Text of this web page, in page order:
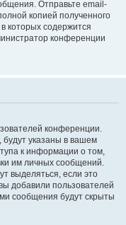
Отправьте email-
копией полученного
которых содержится
конференции
конференции.
будут указаны в вашем
к информации о том,
им личных сообщений.
выделяться, если это
добавили пользователей
сообщения будут скрыты